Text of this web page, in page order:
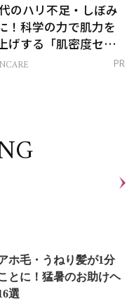
のハリ不足・しぼみ
！科学の力で肌力を
げする「肌密度セラ
PR
ホ毛・うねり髪が1分
とに！猛暑のお助けヘ
選